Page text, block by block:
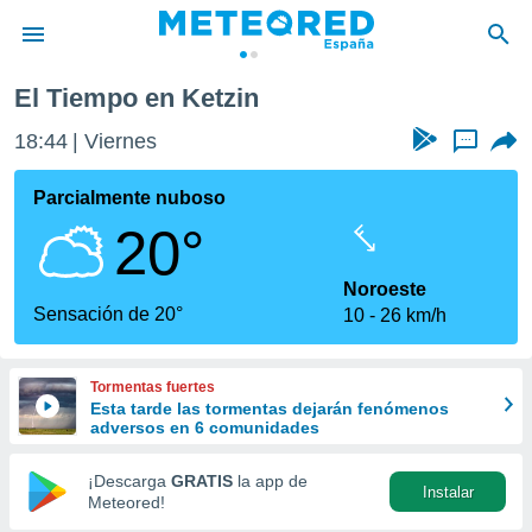
de
por
se
calidad.
a este
las
y
forma
digital
basada
El Tiempo en Ketzin
18:44 Viernes ...
Parcialmente nuboso
20°
Sensación de 20°
Noroeste
10
26 km/h
Tormentas fuertes
Esta tarde las tormentas dejarán fenómenos
adversos en 6 comunidades
¡Descarga GRATIS la app de
Meteored!
Instalar